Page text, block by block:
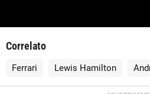
Correlato
Ferrari Lewis Hamilton